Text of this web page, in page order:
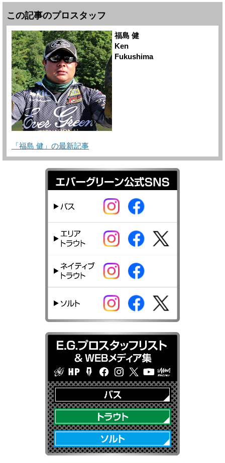
この記事のプロスタッフ
福島 健
Ken
Fukushima
「福島 健」の最新記事